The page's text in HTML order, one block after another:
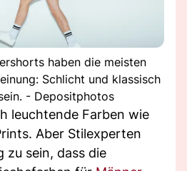
haben die meisten
Schlicht und klassisch
- Depositphotos
leuchtende Farben wie
Aber Stilexperten
zu sein, dass die